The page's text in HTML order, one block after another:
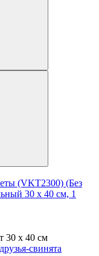
(VKT2300) (Без
30 х 40 см, 1
30 х 40 см